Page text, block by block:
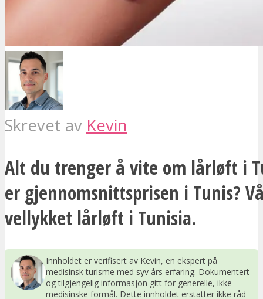
Skrevet av Kevin
Alt du trenger å vite om lårløft i
er gjennomsnittsprisen i Tunis?
vellykket lårløft i Tunisia.
Innholdet er verifisert av Kevin, en ekspert på
medisinsk turisme med syv års erfaring. Dokumentert
og tilgjengelig informasjon gitt for generelle, ikke-
medisinske formål. Dette innholdet erstatter ikke råd